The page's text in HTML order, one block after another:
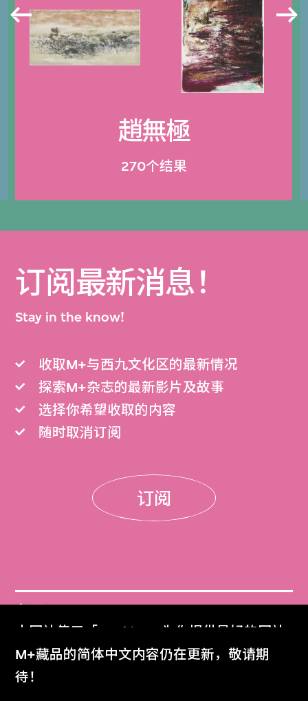
本网站使用「Cookies」为你提供最好的网站
体验。
了解更多
M+藏品的简体中文内容仍在更新，敬请期
待！
趙無極
270个结果
订阅最新消息！
Stay in the know!
收取M+与西九文化区的最新情况
探索M+杂志的最新影片及故事
选择你希望收取的内容
随时取消订阅
订阅
门票
Get Tickets